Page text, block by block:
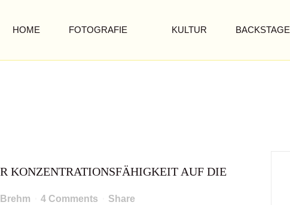
HOME FOTOGRAFIE KULTUR BACKSTAGE
KONZENTRATIONSFÄHIGKEIT AUF DIE
4 Comments Share